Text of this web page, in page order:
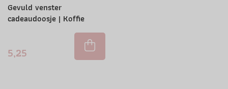
Gevuld venster
cadeaudoosje | Koffie
5,25